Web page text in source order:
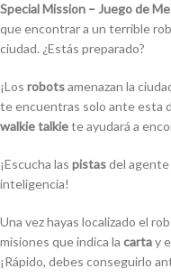
Special Mission – Juego de
que encontrar a un terrible
ciudad. ¿Estás preparado?
¡Los robotsamenazan la
te encuentras solo ante esta
walkie talkiete ayudará a
¡Escucha las pistasdel agente
inteligencia!
Una vez hayas localizado el
misiones que indica la cartay
¡Rápido, debes conseguirlo